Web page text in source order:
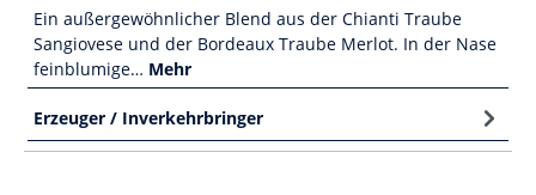
Ein außergewöhnlicher Blend aus der Chianti Traube
Sangiovese und der Bordeaux Traube Merlot. In der Nase
feinblumige… Mehr
Erzeuger / Inverkehrbringer